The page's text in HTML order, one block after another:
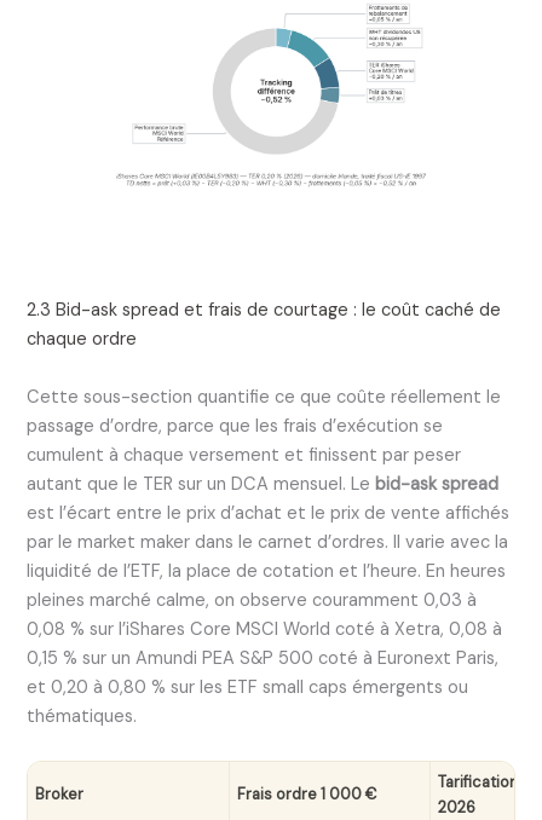
2.3 Bid-ask spread et frais de courtage : le coût caché de
chaque ordre
Cette sous-section quantifie ce que coûte réellement le
passage d’ordre, parce que les frais d’exécution se
cumulent à chaque versement et finissent par peser
autant que le TER sur un DCA mensuel. Lebid-ask spread
est l’écart entre le prix d’achat et le prix de vente affichés
par le market maker dans le carnet d’ordres. Il varie avec la
liquidité de l’ETF, la place de cotation et l’heure. En heures
pleines marché calme, on observe couramment 0,03 à
0,08 % sur l’iShares Core MSCI World coté à Xetra, 0,08 à
0,15 % sur un Amundi PEA S&P 500 coté à Euronext Paris,
et 0,20 à 0,80 % sur les ETF small caps émergents ou
thématiques.
Broker Frais ordre 1 000 €
Tarification
2026